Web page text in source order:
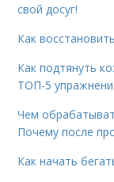
свой досуг!
Как
Как подтянуть
ТОП-5
Чем
Почему после
Как начать